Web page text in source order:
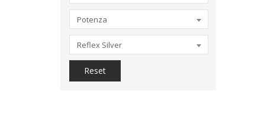
Potenza
Reflex Silver
Reset